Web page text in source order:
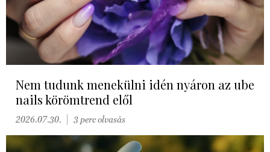
Nem tudunk menekülni idén nyáron az ube
nails körömtrend elől
2026.07.30. 3 perc olvasás